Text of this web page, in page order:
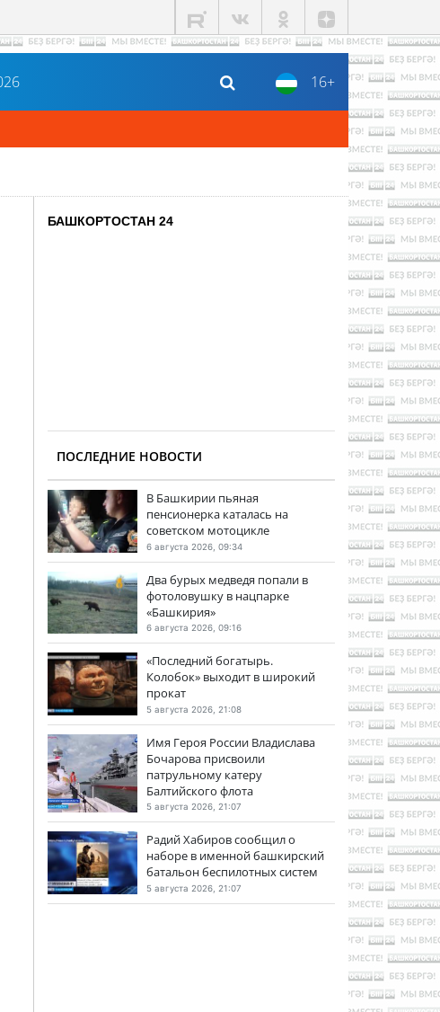
16+
БАШКОРТОСТАН 24
ПОСЛЕДНИЕ НОВОСТИ
В Башкирии пьяная
пенсионерка каталась на
советском мотоцикле
6 августа 2026, 09:34
Два бурых медведя попали в
фотоловушку в нацпарке
«Башкирия»
6 августа 2026, 09:16
«Последний богатырь.
Колобок» выходит в широкий
прокат
5 августа 2026, 21:08
Имя Героя России Владислава
Бочарова присвоили
патрульному катеру
Балтийского флота
5 августа 2026, 21:07
Радий Хабиров сообщил о
наборе в именной башкирский
батальон беспилотных систем
5 августа 2026, 21:07